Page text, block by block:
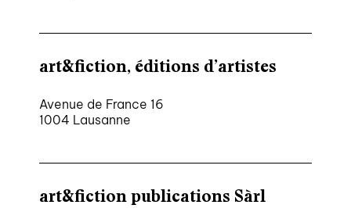
art&fiction, éditions d’artistes
Avenue de France 16
1004 Lausanne
art&fiction publications Sàrl